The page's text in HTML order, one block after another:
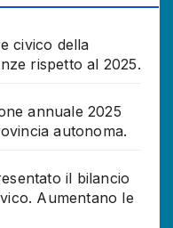
civico della
rispetto al 2025.
annuale 2025
autonoma.
il bilancio
Aumentano le